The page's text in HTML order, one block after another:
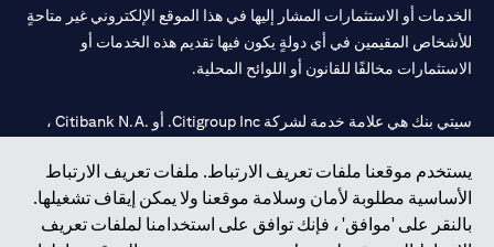
يستخدم موقعنا ملفات تعريف الارتباط. ملفات تعريف الارتباط
الأساسية مطلوبة لأمان وسلامة موقعنا ولا يمكن إيقاف تشغيلها.
بالنقر على 'موافق' ، فإنك توافق على استخدامنا لملفات تعريف
الخدمات أو الاستثمارات المشار إليها في هذا الموقع الإلكتروني غير متاحةٍ
للأشخاص المقيمين في أي دولةٍ يكون فيها تقديم هذه الخدمات أو
الاستثمارات مخالفًا للقانون أو اللوائح المحلية.
سيتي بنك هي علامة خدمة لشركة Citigroup Inc. أو .Citibank N.A ،
سيتي بنك إن. إيه. الإمارات مسجل لدى مصرف الإمارات المركزي تحت
أرقام التراخيص 202563 لفرع الوصل في دبي، 531989 لفرع مول